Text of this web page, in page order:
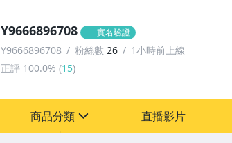
Y9666896708 實名驗證
Y9666896708 粉絲數 26
1小時前上線
正評 100.0% (15)
商品分類 直播影片